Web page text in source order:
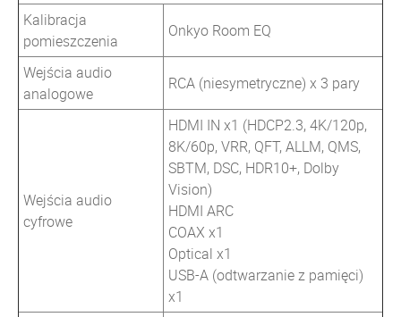
Kalibracja
pomieszczenia
Onkyo Room EQ
Wejścia audio
analogowe
RCA (niesymetryczne) x 3 pary
Wejścia audio
cyfrowe
HDMI IN x1 (HDCP2.3, 4K/120p,
8K/60p, VRR, QFT, ALLM, QMS,
SBTM, DSC, HDR10+, Dolby
Vision)
HDMI ARC
COAX x1
Optical x1
USB-A (odtwarzanie z pamięci)
x1